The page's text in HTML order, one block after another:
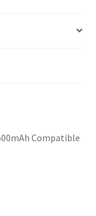
Compatible